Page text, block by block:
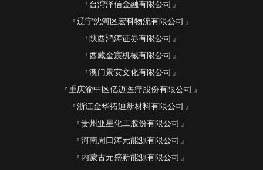
台湾泽信金融有限公司
辽宁沈河区宏科物流有限公司
陕西鸿涛证券有限公司
西藏金宸机械有限公司
澳门景安文化有限公司
重庆渝中区亿迈医疗股份有限公司
浙江金华拓迪新材料有限公司
贵州亚星化工股份有限公司
河南周口涛元能源有限公司
内蒙古元盛新能源有限公司